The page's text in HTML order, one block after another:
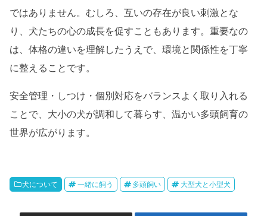
ではありません。むしろ、互いの存在が良い刺激とな
り、犬たちの心の成長を促すこともあります。重要なの
は、体格の違いを理解したうえで、環境と関係性を丁寧
に整えることです。
安全管理・しつけ・個別対応をバランスよく取り入れる
ことで、大小の犬が調和して暮らす、温かい多頭飼育の
世界が広がります。
犬について 一緒に飼う 多頭飼い 大型犬と小型犬